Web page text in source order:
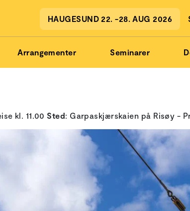
HAUGESUND 22. -28. AUG 2026
Arrangementer Seminarer
kl. 11.00 Sted: Garpaskjærskaien på Risøy -